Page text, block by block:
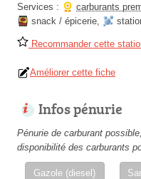
Services :
carburants
snack / épicerie,
Recommander cette
Améliorer cette fiche
Infos pénurie
Pénurie de carburant
disponibilité des carburants
Gazole (diesel)